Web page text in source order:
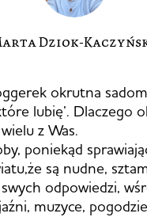
Dziok-
okrutna
lubię’. Dlaczego
z Was.
poniekąd
są nudne,
odpowiedzi,
muzyce,